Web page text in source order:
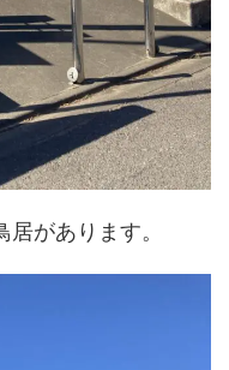
があります。